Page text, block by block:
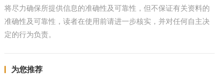
将尽力确保所提供信息的准确性及可靠性，但不保证有关资料的
准确性及可靠性，读者在使用前请进一步核实，并对任何自主决
定的行为负责。
为您推荐